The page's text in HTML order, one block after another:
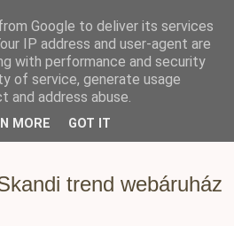
trend webáruház
Google to deliver its services
IP address and user-agent are
with performance and security
of service, generate usage
address abuse.
MORE GOT IT